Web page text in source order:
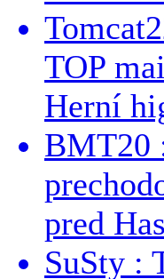
TOP
Herní
BMT20
pred
SuSty :